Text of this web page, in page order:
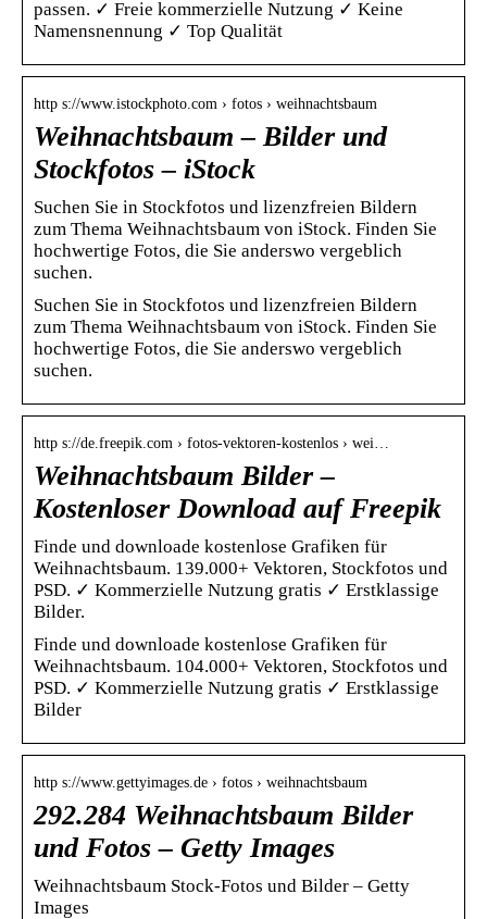
passen. ✓ Freie kommerzielle Nutzung ✓ Keine
Namensnennung ✓ Top Qualität
http s://www.istockphoto.com › fotos › weihnachtsbaum
Weihnachtsbaum – Bilder und
Stockfotos – iStock
Suchen Sie in Stockfotos und lizenzfreien Bildern
zum Thema Weihnachtsbaum von iStock. Finden Sie
hochwertige Fotos, die Sie anderswo vergeblich
suchen.
Suchen Sie in Stockfotos und lizenzfreien Bildern
zum Thema Weihnachtsbaum von iStock. Finden Sie
hochwertige Fotos, die Sie anderswo vergeblich
suchen.
http s://de.freepik.com › fotos-vektoren-kostenlos › wei…
Weihnachtsbaum Bilder –
Kostenloser Download auf Freepik
Finde und downloade kostenlose Grafiken für
Weihnachtsbaum. 139.000+ Vektoren, Stockfotos und
PSD. ✓ Kommerzielle Nutzung gratis ✓ Erstklassige
Bilder.
Finde und downloade kostenlose Grafiken für
Weihnachtsbaum. 104.000+ Vektoren, Stockfotos und
PSD. ✓ Kommerzielle Nutzung gratis ✓ Erstklassige
Bilder
http s://www.gettyimages.de › fotos › weihnachtsbaum
292.284 Weihnachtsbaum Bilder
und Fotos – Getty Images
Weihnachtsbaum Stock-Fotos und Bilder – Getty
Images